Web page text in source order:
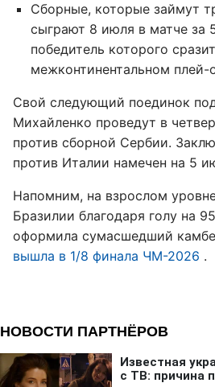
Сборные, которые займут
сыграют 8 июля в матче за
победитель которого
межконтинентальном плей-
Свой следующий поединок
Михайленко проведут в
против сборной Сербии.
против Италии намечен на 5
Напомним, на взрослом
Бразилии благодаря голу на
оформила сумасшедший
вышла в 1/8 финала ЧМ-2026 .